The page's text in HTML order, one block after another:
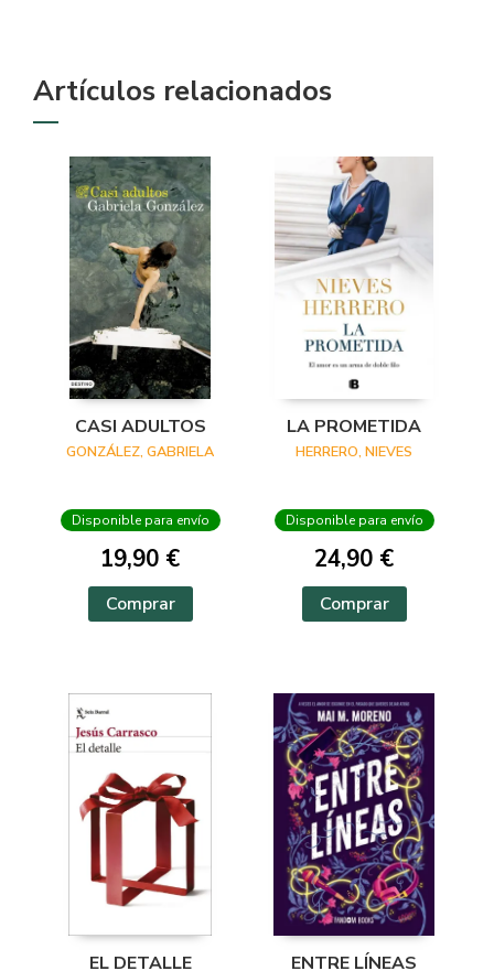
Artículos relacionados
CASI ADULTOS
GONZÁLEZ, GABRIELA
Disponible para envío
19,90 €
Comprar
LA PROMETIDA
HERRERO, NIEVES
Disponible para envío
24,90 €
Comprar
EL DETALLE ENTRE LÍNEAS